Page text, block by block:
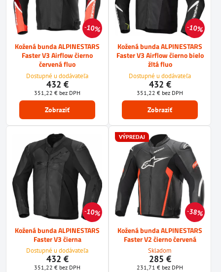
10%
Kožená bunda ALPINESTARS
Faster V3 Airflow čierno
červená fluo
Dostupné u dodávateľa
432 €
351,22 € bez DPH
Zobraziť
10%
Kožená bunda ALPINESTARS
Faster V3 Airflow čierno bielo
žltá fluo
Dostupné u dodávateľa
432 €
351,22 € bez DPH
Zobraziť
10%
Kožená bunda ALPINESTARS
Faster V3 čierna
Dostupné u dodávateľa
432 €
351,22 € bez DPH
38%
VÝPREDAJ
Kožená bunda ALPINESTARS
Faster V2 čierno červená
Skladom
285 €
231,71 € bez DPH